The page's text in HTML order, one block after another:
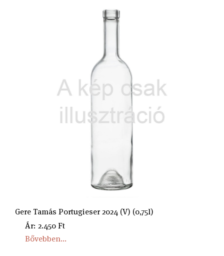
Gere Tamás Portugieser 2024 (V) (0,75l)
Ár: 2.450 Ft
Bővebben...